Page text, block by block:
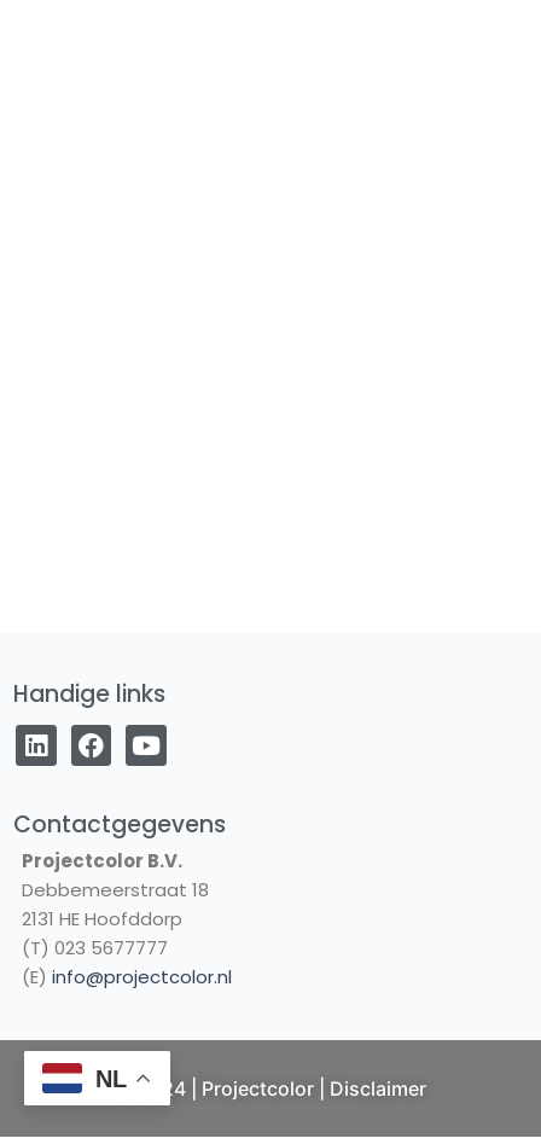
Handige links
L
i
n
e
i
n
F
a
c
b
o
o
k
Y
o
u
u
b
e
Contactgegevens
Projectcolor B.V.
Debbemeerstraat 18
2131 HE Hoofddorp
(T) 023 5677777
(E) info@projectcolor.nl
© 2024 | Projectcolor | Disclaimer
NL